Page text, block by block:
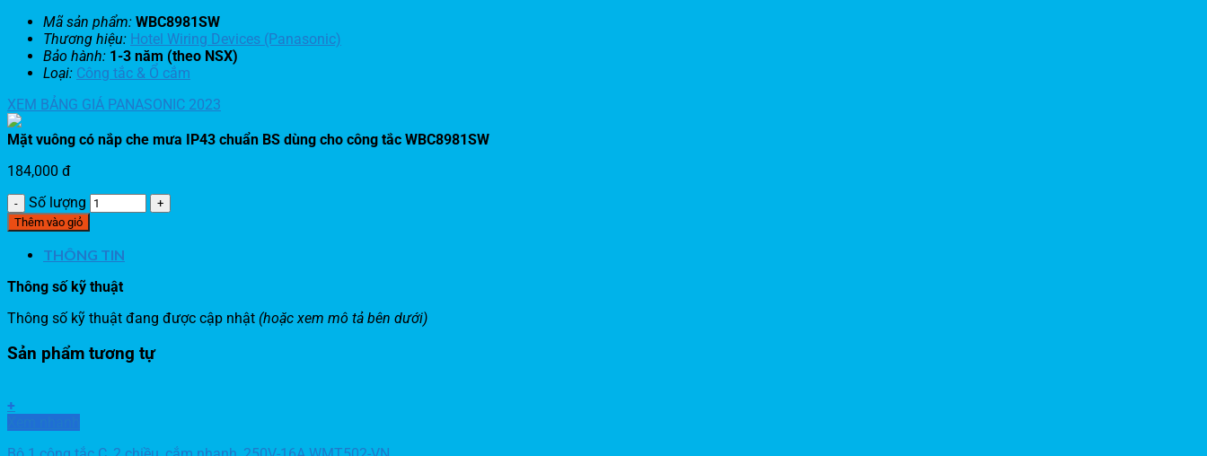
Mã sản phẩm: WBC8981SW
Thương hiệu: Hotel Wiring Devices (Panasonic)
Bảo hành: 1-3 năm (theo NSX)
Loại: Công tắc & Ổ cắm
XEM BẢNG GIÁ PANASONIC 2023
Mặt vuông có nắp che mưa IP43 chuẩn BS dùng cho công tắc WBC8981SW
184,000 đ
Số lượng
Thêm vào giỏ
THÔNG TIN
Thông số kỹ thuật
Thông số kỹ thuật đang được cập nhật (hoặc xem mô tả bên dưới)
Sản phẩm tương tự
+